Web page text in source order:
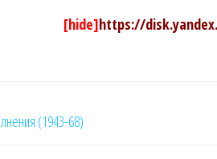
[hide]https://
(1943-68)